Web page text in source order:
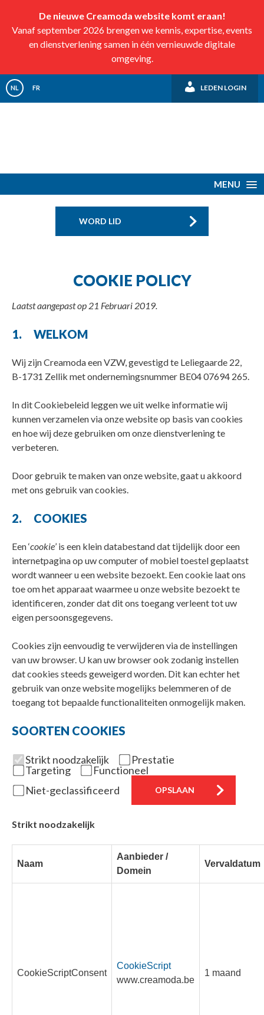
De nieuwe Creamoda website komt eraan!
Vanaf september 2026 brengen we kennis, expertise, events
en dienstverlening samen in één vernieuwde digitale
omgeving.
NL FR LEDEN LOGIN
MENU
WORD LID
COOKIE POLICY
Laatst aangepast op 21 Februari 2019.
1. WELKOM
Wij zijn Creamoda een VZW, gevestigd te Leliegaarde 22,
B-1731 Zellik met ondernemingsnummer BE04 07694 265.
In dit Cookiebeleid leggen we uit welke informatie wij
kunnen verzamelen via onze website op basis van cookies
en hoe wij deze gebruiken om onze dienstverlening te
verbeteren.
Door gebruik te maken van onze website, gaat u akkoord
met ons gebruik van cookies.
2. COOKIES
Een ‘cookie’ is een klein databestand dat tijdelijk door een
internetpagina op uw computer of mobiel toestel geplaatst
wordt wanneer u een website bezoekt. Een cookie laat ons
toe om het apparaat waarmee u onze website bezoekt te
identificeren, zonder dat dit ons toegang verleent tot uw
eigen persoonsgegevens.
Cookies zijn eenvoudig te verwijderen via de instellingen
van uw browser. U kan uw browser ook zodanig instellen
dat cookies steeds geweigerd worden. Dit kan echter het
gebruik van onze website mogelijks belemmeren of de
toegang tot bepaalde functionaliteiten onmogelijk maken.
SOORTEN COOKIES
Strikt noodzakelijk
Prestatie
Targeting
Functioneel
Niet-geclassificeerd
OPSLAAN
Strikt noodzakelijk
Naam
Aanbieder /
Domein
Vervaldatum
CookieScriptConsent
CookieScript
www.creamoda.be
1 maand